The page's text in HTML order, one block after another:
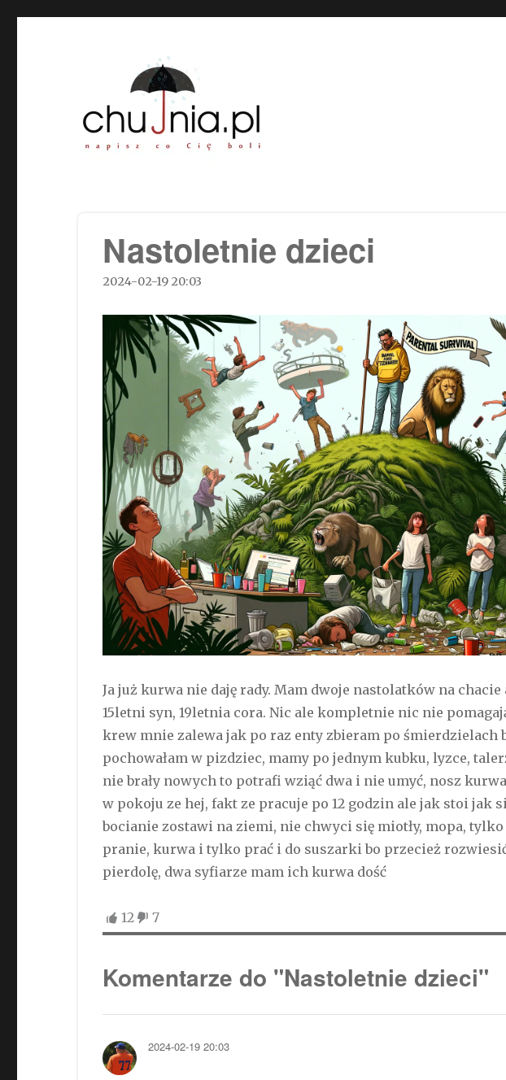
Nastoletnie dzieci
2024-02-19 20:03
Ja już kurwa nie daję rady. Mam dwoje nastolatków na
15letni syn, 19letnia cora. Nic ale kompletnie nic nie
krew mnie zalewa jak po raz enty zbieram po śmierdzielach
pochowałam w pizdziec, mamy po jednym kubku, lyzce,
nie brały nowych to potrafi wziąć dwa i nie umyć, nosz
w pokoju ze hej, fakt ze pracuje po 12 godzin ale jak stoi jak
bocianie zostawi na ziemi, nie chwyci się miotły, mopa,
pranie, kurwa i tylko prać i do suszarki bo przecież
pierdolę, dwa syfiarze mam ich kurwa dość
12 7
Komentarze do "Nastoletnie dzieci"
2024-02-19 20:03